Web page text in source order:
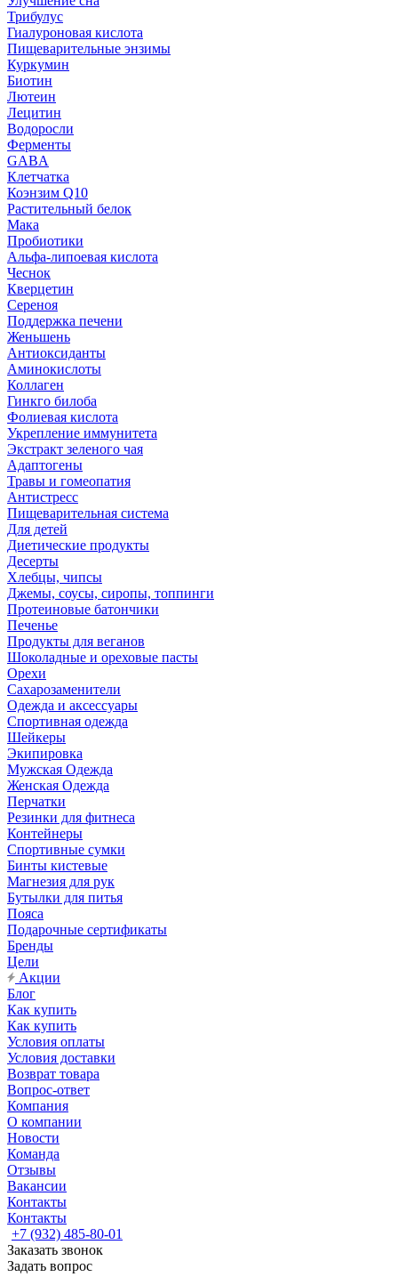
Трибулус
Гиалуроновая кислота
Пищеварительные энзимы
Куркумин
Биотин
Лютеин
Лецитин
Водоросли
Ферменты
GABA
Клетчатка
Коэнзим Q10
Растительный белок
Мака
Пробиотики
Альфа-липоевая кислота
Чеснок
Кверцетин
Сереноя
Поддержка печени
Женьшень
Антиоксиданты
Аминокислоты
Коллаген
Гинкго билоба
Фолиевая кислота
Укрепление иммунитета
Экстракт зеленого чая
Адаптогены
Травы и гомеопатия
Антистресс
Пищеварительная система
Для детей
Диетические продукты
Десерты
Хлебцы, чипсы
Джемы, соусы, сиропы, топпинги
Протеиновые батончики
Печенье
Продукты для веганов
Шоколадные и ореховые пасты
Орехи
Сахарозаменители
Одежда и аксессуары
Спортивная одежда
Шейкеры
Экипировка
Мужская Одежда
Женская Одежда
Перчатки
Резинки для фитнеса
Контейнеры
Спортивные сумки
Бинты кистевые
Магнезия для рук
Бутылки для питья
Пояса
Подарочные сертификаты
Бренды
Цели
Акции
Блог
Как купить
Как купить
Условия оплаты
Условия доставки
Возврат товара
Вопрос-ответ
Компания
О компании
Новости
Команда
Отзывы
Вакансии
Контакты
Контакты
+7 (932) 485-80-01
Заказать звонок
Задать вопрос